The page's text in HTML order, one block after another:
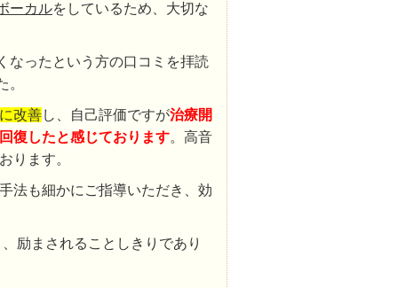
ーカルをしているため、大切な
なったという方の口コミを拝読
改善し、自己評価ですが治療開
復したと感じております。高音
ります。
法も細かにご指導いただき、効
励まされることしきりであり